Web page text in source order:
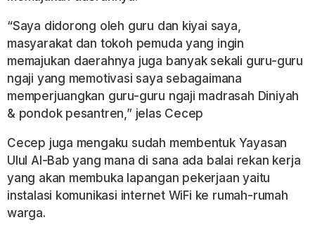
“Saya didorong oleh guru dan kiyai saya,
masyarakat dan tokoh pemuda yang ingin
memajukan daerahnya juga banyak sekali guru-guru
ngaji yang memotivasi saya sebagaimana
memperjuangkan guru-guru ngaji madrasah Diniyah
& pondok pesantren,” jelas Cecep
Cecep juga mengaku sudah membentuk Yayasan
Ulul Al-Bab yang mana di sana ada balai rekan kerja
yang akan membuka lapangan pekerjaan yaitu
instalasi komunikasi internet WiFi ke rumah-rumah
warga.